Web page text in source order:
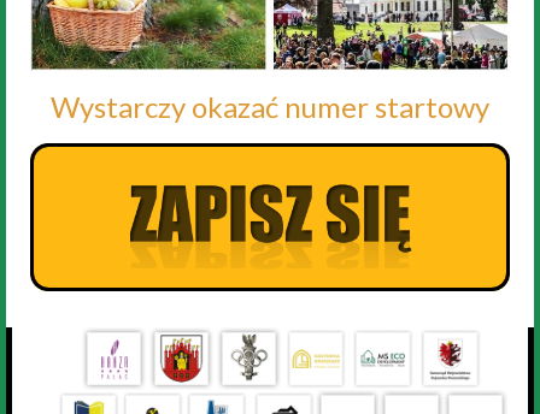
Wystarczy okazać numer startowy